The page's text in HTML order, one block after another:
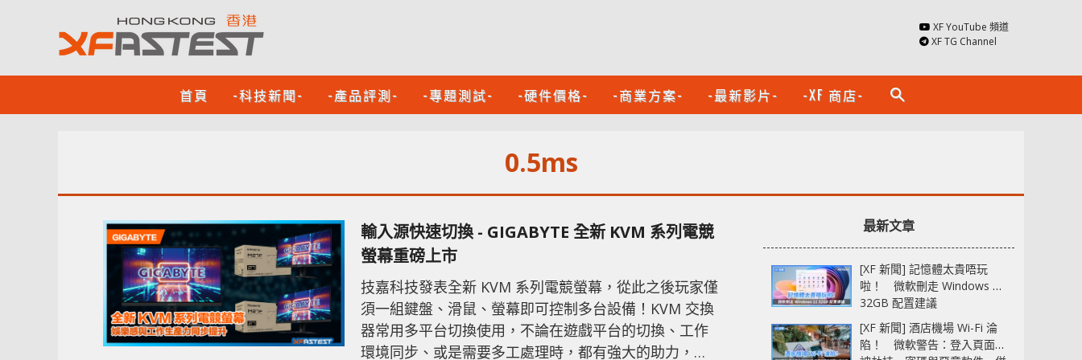
XF YouTube 頻道
XF TG Channel
首頁 -科技新聞- -產品評測- -專題測試- -硬件價格- -商業方案- -最新影片- -XF 商店- search
0.5ms
輸入源快速切換 - GIGABYTE 全新 KVM 系列電競
螢幕重磅上市
技嘉科技發表全新 KVM 系列電競螢幕，從此之後玩家僅
須一組鍵盤、滑鼠、螢幕即可控制多台設備！KVM 交換
器常用多平台切換使用，不論在遊戲平台的切換、工作
環境同步、或是需要多工處理時，都有強大的助力，隨
最新文章
[XF 新聞] 記憶體太貴唔玩
啦！ 微軟刪走 Windows 11
32GB 配置建議
[XF 新聞] 酒店機場 Wi-Fi 淪
陷！ 微軟警告：登入頁面可